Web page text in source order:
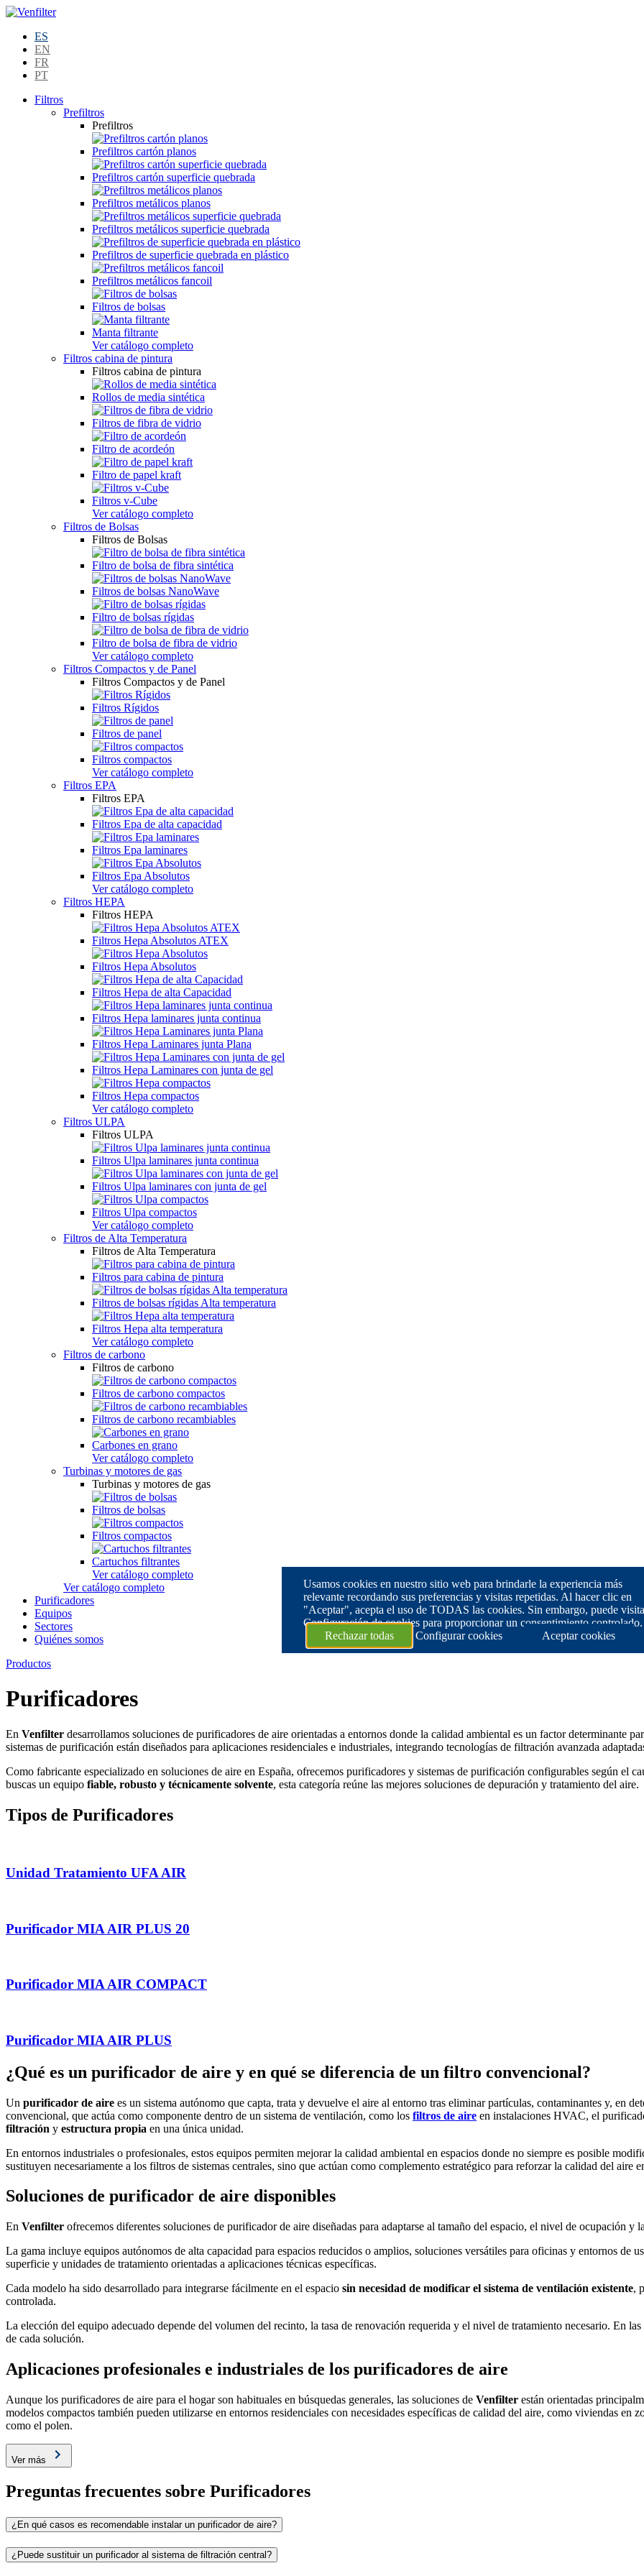
ES
EN
FR
PT
Filtros
Prefiltros
Prefiltros
Prefiltros cartón planos
Prefiltros cartón superficie quebrada
Prefiltros metálicos planos
Prefiltros metálicos superficie quebrada
Prefiltros de superficie quebrada en plástico
Prefiltros metálicos fancoil
Filtros de bolsas
Manta filtrante
Ver catálogo completo
Filtros cabina de pintura
Filtros cabina de pintura
Rollos de media sintética
Filtros de fibra de vidrio
Filtro de acordeón
Filtro de papel kraft
Filtros v-Cube
Ver catálogo completo
Filtros de Bolsas
Filtros de Bolsas
Filtro de bolsa de fibra sintética
Filtros de bolsas NanoWave
Filtro de bolsas rígidas
Filtro de bolsa de fibra de vidrio
Ver catálogo completo
Filtros Compactos y de Panel
Filtros Compactos y de Panel
Filtros Rígidos
Filtros de panel
Filtros compactos
Ver catálogo completo
Filtros EPA
Filtros EPA
Filtros Epa de alta capacidad
Filtros Epa laminares
Filtros Epa Absolutos
Ver catálogo completo
Filtros HEPA
Filtros HEPA
Filtros Hepa Absolutos ATEX
Filtros Hepa Absolutos
Filtros Hepa de alta Capacidad
Filtros Hepa laminares junta continua
Filtros Hepa Laminares junta Plana
Filtros Hepa Laminares con junta de gel
Filtros Hepa compactos
Ver catálogo completo
Filtros ULPA
Filtros ULPA
Filtros Ulpa laminares junta continua
Filtros Ulpa laminares con junta de gel
Filtros Ulpa compactos
Ver catálogo completo
Filtros de Alta Temperatura
Filtros de Alta Temperatura
Filtros para cabina de pintura
Filtros de bolsas rígidas Alta temperatura
Filtros Hepa alta temperatura
Ver catálogo completo
Filtros de carbono
Filtros de carbono
Filtros de carbono compactos
Filtros de carbono recambiables
Carbones en grano
Ver catálogo completo
Turbinas y motores de gas
Turbinas y motores de gas
Filtros de bolsas
Filtros compactos
Cartuchos filtrantes
Ver catálogo completo
Ver catálogo completo
Purificadores
Equipos
Sectores
Quiénes somos
Productos
Purificadores
En Venfilter desarrollamos soluciones de purificadores de aire orientadas a entornos donde la calidad ambiental es un factor determinante
sistemas de purificación están diseñados para aplicaciones residenciales e industriales, integrando tecnologías de filtración avanzada
Como fabricante especializado en soluciones de aire en España, ofrecemos purificadores y sistemas de purificación configurables según el
buscas un equipo fiable, robusto y técnicamente solvente, esta categoría reúne las mejores soluciones de depuración y tratamiento del aire.
Tipos de Purificadores
Unidad Tratamiento UFA AIR
Purificador MIA AIR PLUS 20
Purificador MIA AIR COMPACT
Purificador MIA AIR PLUS
¿Qué es un purificador de aire y en qué se diferencia de un filtro convencional?
Un purificador de aire es un sistema autónomo que capta, trata y devuelve el aire al entorno tras eliminar partículas, contaminantes y, en
convencional, que actúa como componente dentro de un sistema de ventilación, como los filtros de aire en instalaciones HVAC, el
filtración y estructura propia en una única unidad.
En entornos industriales o profesionales, estos equipos permiten mejorar la calidad ambiental en espacios donde no siempre es posible
sustituyen necesariamente a los filtros de sistemas centrales, sino que actúan como complemento estratégico para reforzar la calidad del aire
Soluciones de purificador de aire disponibles
En Venfilter ofrecemos diferentes soluciones de purificador de aire diseñadas para adaptarse al tamaño del espacio, el nivel de ocupación y
La gama incluye equipos autónomos de alta capacidad para espacios reducidos o amplios, soluciones versátiles para oficinas y entornos de
superficie y unidades de tratamiento orientadas a aplicaciones técnicas específicas.
Cada modelo ha sido desarrollado para integrarse fácilmente en el espacio sin necesidad de modificar el sistema de ventilación existente,
controlada.
La elección del equipo adecuado depende del volumen del recinto, la tasa de renovación requerida y el nivel de tratamiento necesario. En
de cada solución.
Aplicaciones profesionales e industriales de los purificadores de aire
Aunque los purificadores de aire para el hogar son habituales en búsquedas generales, las soluciones de Venfilter están orientadas
modelos compactos también pueden utilizarse en entornos residenciales con necesidades específicas de calidad del aire, como viviendas en
como el polen.
Ver más
Preguntas frecuentes sobre Purificadores
¿En qué casos es recomendable instalar un purificador de aire?
¿Puede sustituir un purificador al sistema de filtración central?
Usamos cookies en nuestro sitio web para brindarle la experiencia más
relevante recordando sus preferencias y visitas repetidas. Al hacer clic en
"Aceptar", acepta el uso de TODAS las cookies. Sin embargo, puede
Configuración de cookies para proporcionar un consentimiento controlado.
Rechazar todas
Configurar cookies Aceptar cookies